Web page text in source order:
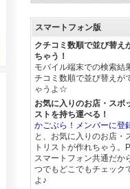
スマートフォン版
クチコミ数順で並び替え
ちゃう！
モバイル端末での検索結
チコミ数順で並び替えが
ゃうよ☆
お気に入りのお店・スポ
ストを持ち運べる！
かごぶら！メンバーに登
と、お気に入りのお店・
トリストが作れちゃう。
スマートフォン共通だか
つでもどこでもチェック
よ♪